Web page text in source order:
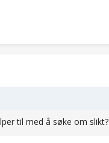
til med å søke om slikt?